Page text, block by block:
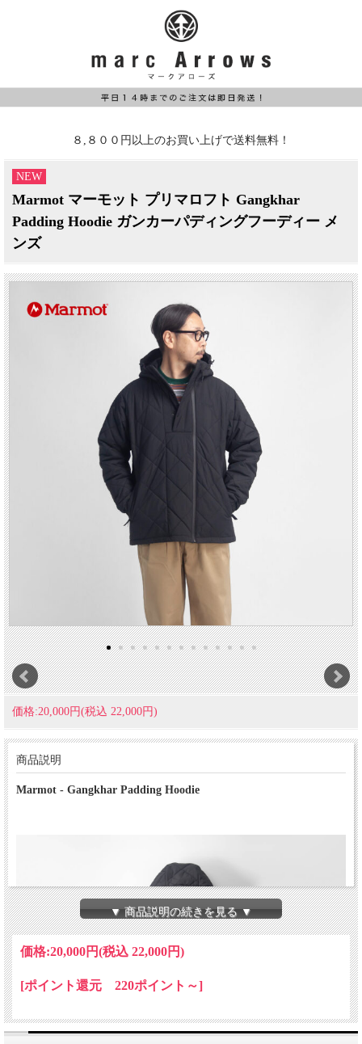
８,８００円以上のお買い上げで送料無料！
NEW
Marmot マーモット プリマロフト Gangkhar
Padding Hoodie ガンカーパディングフーディー メ
ンズ
価格:20,000円(税込 22,000円)
商品説明
Marmot - Gangkhar Padding Hoodie
▼ 商品説明の続きを見る ▼
価格:20,000円(税込 22,000円)
[ポイント還元 220ポイント～]